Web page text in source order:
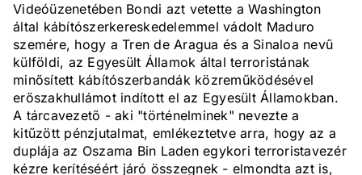
Videóüzenetében Bondi azt vetette a Washington
által kábítószerkereskedelemmel vádolt Maduro
szemére, hogy a Tren de Aragua és a Sinaloa nevű
külföldi, az Egyesült Államok által terroristának
minősített kábítószerbandák közreműködésével
erőszakhullámot indított el az Egyesült Államokban.
A tárcavezető - aki "történelminek" nevezte a
kitűzött pénzjutalmat, emlékeztetve arra, hogy az a
duplája az Oszama Bin Laden egykori terroristavezér
kézre kerítéséért járó összegnek - elmondta azt is,